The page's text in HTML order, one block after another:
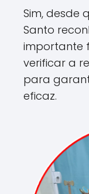
Sim, desde
Santo
importante
verificar a
para
eficaz.